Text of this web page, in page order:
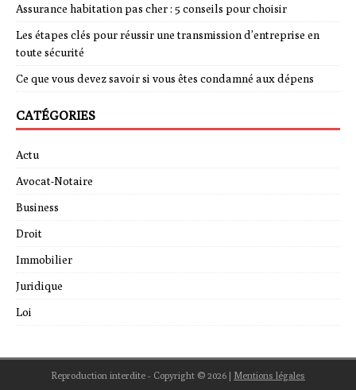
Assurance habitation pas cher : 5 conseils pour choisir
Les étapes clés pour réussir une transmission d’entreprise en
toute sécurité
Ce que vous devez savoir si vous êtes condamné aux dépens
CATÉGORIES
Actu
Avocat-Notaire
Business
Droit
Immobilier
Juridique
Loi
Reproduction interdite - Copyright © 2026 | Mentions légales